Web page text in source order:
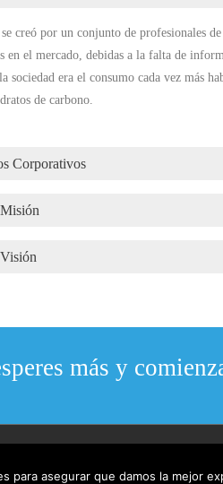
se creó por un conjunto de profesionales
en el mercado, debidas a la falta de
sociedad era el consumo cada vez más
de carbono.
Corporativos
más y
para asegurar que damos la mejor